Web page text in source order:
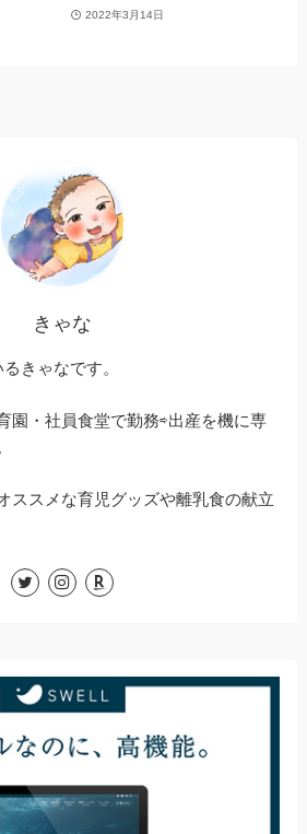
2022年3月14日
きゃな
きゃなです。
園・社員食堂で勤務⇨出産を機に専
ススメな育児グッズや離乳食の献立